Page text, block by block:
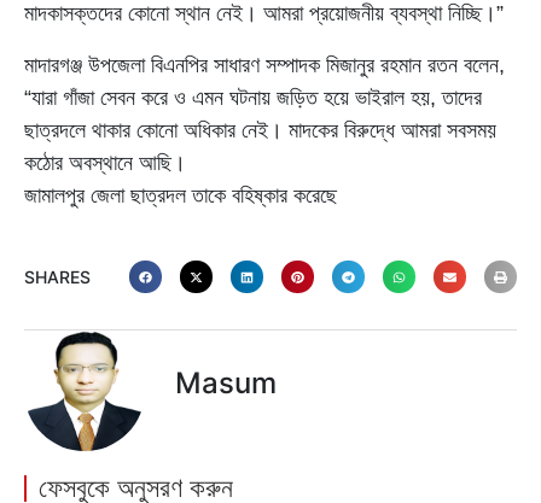
মাদকাসক্তদের কোনো স্থান নেই। আমরা প্রয়োজনীয় ব্যবস্থা নিচ্ছি।”
মাদারগঞ্জ উপজেলা বিএনপির সাধারণ সম্পাদক মিজানুর রহমান রতন বলেন,
“যারা গাঁজা সেবন করে ও এমন ঘটনায় জড়িত হয়ে ভাইরাল হয়, তাদের
ছাত্রদলে থাকার কোনো অধিকার নেই। মাদকের বিরুদ্ধে আমরা সবসময়
কঠোর অবস্থানে আছি।
জামালপুর জেলা ছাত্রদল তাকে বহিষ্কার করেছে
SHARES
Masum
ফেসবুকে অনুসরণ করুন